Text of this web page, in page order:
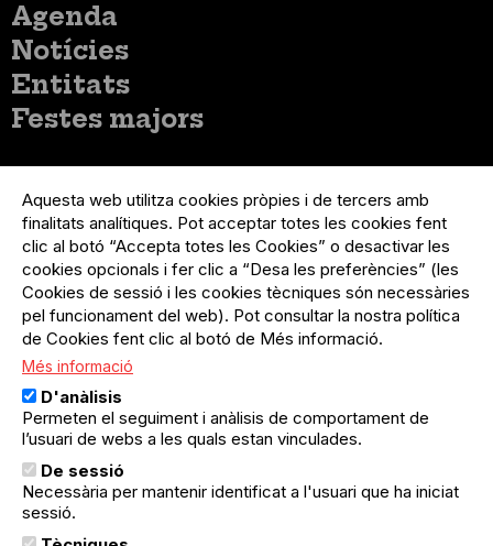
Menú
principal
Agenda
Notícies
Entitats
Festes majors
del
compte
d'usuari
Menú
usuari
no
loggat
Registre organització
Menú
Peu
Sobre el projecte
Preguntes freqüents
Contacte
Menú
Legal
Política de privacitat
Avís legal
Política de cookies
El Quèdequè no es fa responsable de les activitats
programades; en són responsables els col·lectius
organitzadors.
Aquesta web utilitza cookies pròpies i de tercers amb
finalitats analítiques. Pot acceptar totes les cookies fent
clic al botó “Accepta totes les Cookies” o desactivar les
cookies opcionals i fer clic a “Desa les preferències” (les
Cookies de sessió i les cookies tècniques són necessàries
pel funcionament del web). Pot consultar la nostra política
de Cookies fent clic al botó de Més informació.
Més informació
D'anàlisis
Permeten el seguiment i anàlisis de comportament de
l’usuari de webs a les quals estan vinculades.
De sessió
Necessària per mantenir identificat a l'usuari que ha iniciat
sessió.